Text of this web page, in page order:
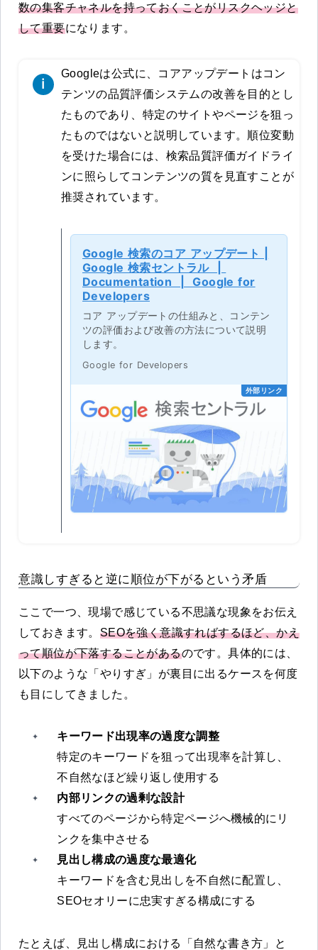
数の集客チャネルを持っておくことがリスクヘッジと
して重要になります。
Googleは公式に、コアアップデートはコン
テンツの品質評価システムの改善を目的とし
たものであり、特定のサイトやページを狙っ
たものではないと説明しています。順位変動
を受けた場合には、検索品質評価ガイドライ
ンに照らしてコンテンツの質を見直すことが
推奨されています。
Google 検索のコア アップデート |
Google 検索セントラル |
Documentation | Google for
Developers
コア アップデートの仕組みと、コンテン
ツの評価および改善の方法について説明
します。
Google for Developers
外部リンク
意識しすぎると逆に順位が下がるという矛盾
ここで一つ、現場で感じている不思議な現象をお伝え
しておきます。 SEOを強く意識すればするほど、かえ
って順位が下落することがあるのです。具体的には、
以下のような「やりすぎ」が裏目に出るケースを何度
も目にしてきました。
キーワード出現率の過度な調整
特定のキーワードを狙って出現率を計算し、
不自然なほど繰り返し使用する
内部リンクの過剰な設計
すべてのページから特定ページへ機械的にリ
ンクを集中させる
見出し構成の過度な最適化
キーワードを含む見出しを不自然に配置し、
SEOセオリーに忠実すぎる構成にする
たとえば、見出し構成における「自然な書き方」と